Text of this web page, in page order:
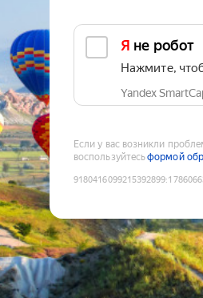
Я не робот
Нажмите,
Yandex
Если у вас возникли
воспользуйтесьформой
9180416099215392899: